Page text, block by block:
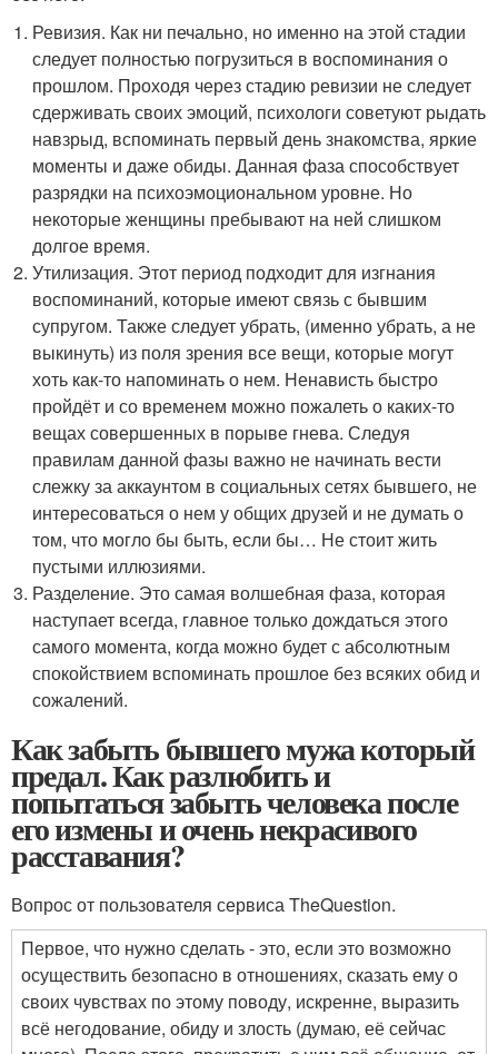
Ревизия. Как ни печально, но именно на этой стадии
следует полностью погрузиться в воспоминания о
прошлом. Проходя через стадию ревизии не следует
сдерживать своих эмоций, психологи советуют рыдать
навзрыд, вспоминать первый день знакомства, яркие
моменты и даже обиды. Данная фаза способствует
разрядки на психоэмоциональном уровне. Но
некоторые женщины пребывают на ней слишком
долгое время.
Утилизация. Этот период подходит для изгнания
воспоминаний, которые имеют связь с бывшим
супругом. Также следует убрать, (именно убрать, а не
выкинуть) из поля зрения все вещи, которые могут
хоть как-то напоминать о нем. Ненависть быстро
пройдёт и со временем можно пожалеть о каких-то
вещах совершенных в порыве гнева. Следуя
правилам данной фазы важно не начинать вести
слежку за аккаунтом в социальных сетях бывшего, не
интересоваться о нем у общих друзей и не думать о
том, что могло бы быть, если бы… Не стоит жить
пустыми иллюзиями.
Разделение. Это самая волшебная фаза, которая
наступает всегда, главное только дождаться этого
самого момента, когда можно будет с абсолютным
спокойствием вспоминать прошлое без всяких обид и
сожалений.
Как забыть бывшего мужа который
предал. Как разлюбить и
попытаться забыть человека после
его измены и очень некрасивого
расставания?
Вопрос от пользователя сервиса TheQuestion.
Первое, что нужно сделать - это, если это возможно
осуществить безопасно в отношениях, сказать ему о
своих чувствах по этому поводу, искренне, выразить
всё негодование, обиду и злость (думаю, её сейчас